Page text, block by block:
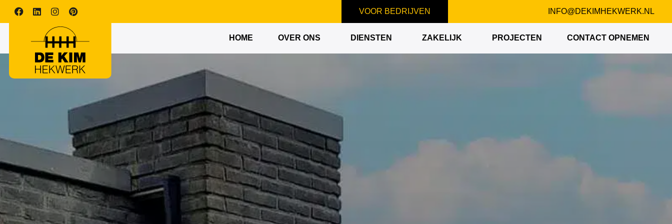
VOOR BEDRIJVEN INFO@DEKIMHEKWERK.NL
HOME OVER ONS DIENSTEN ZAKELIJK PROJECTEN CONTACT OPNEMEN